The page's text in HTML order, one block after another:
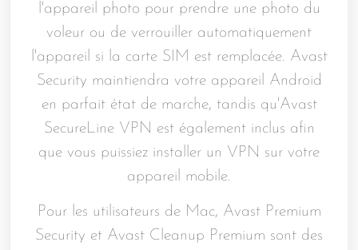
l'appareil photo pour prendre une photo du
voleur ou de verrouiller automatiquement
l'appareil si la carte SIM est remplacée. Avast
Security maintiendra votre appareil Android
en parfait état de marche, tandis qu'Avast
SecureLine VPN est également inclus afin
que vous puissiez installer un VPN sur votre
appareil mobile.
Pour les utilisateurs de Mac, Avast Premium
Security et Avast Cleanup Premium sont des